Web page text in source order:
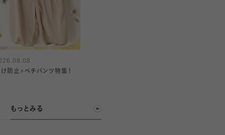
防止⚡️ペチパンツ特集！
もっとみる